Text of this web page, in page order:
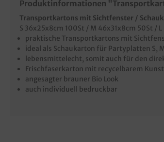
Produktinformationen
Transportkartons mit Sichtfenster /
S 36x25x8cm 100St / M 46x31x8cm 50St /
praktische Transportkartons mit
ideal als Schaukarton für Partyplatten S,
lebensmittelecht, somit auch für den
Frischfaserkarton mit recycelbarem
angesagter brauner Bio Look
auch individuell bedruckbar